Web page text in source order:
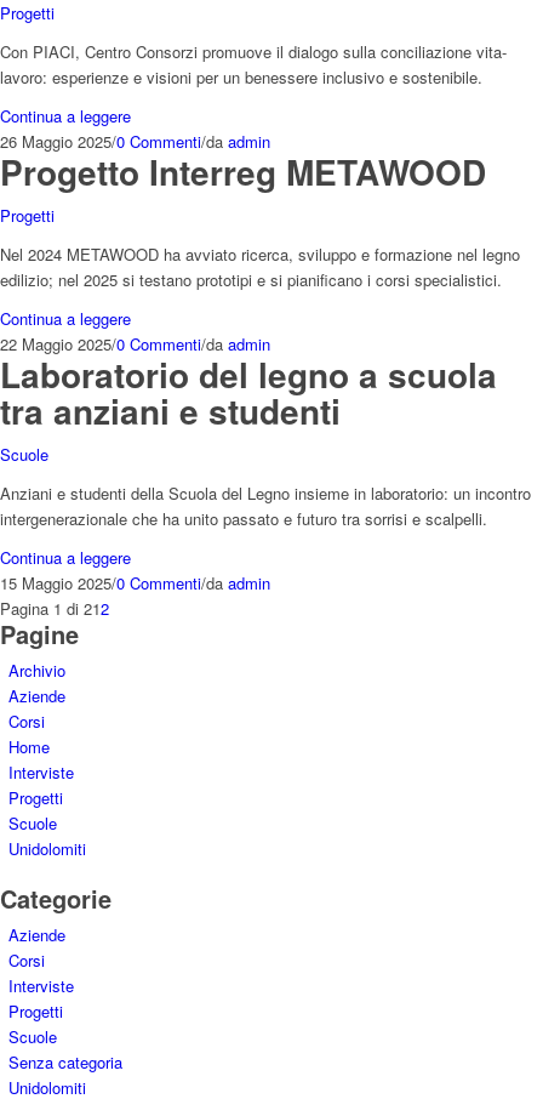
Progetti
Con PIACI, Centro Consorzi promuove il dialogo sulla conciliazione vita-
lavoro: esperienze e visioni per un benessere inclusivo e sostenibile.
Continua a leggere
26 Maggio 2025/0 Commenti/da admin
Progetto Interreg METAWOOD
Progetti
Nel 2024 METAWOOD ha avviato ricerca, sviluppo e formazione nel legno
edilizio; nel 2025 si testano prototipi e si pianificano i corsi specialistici.
Continua a leggere
22 Maggio 2025/0 Commenti/da admin
Laboratorio del legno a scuola
tra anziani e studenti
Scuole
Anziani e studenti della Scuola del Legno insieme in laboratorio: un incontro
intergenerazionale che ha unito passato e futuro tra sorrisi e scalpelli.
Continua a leggere
15 Maggio 2025/0 Commenti/da admin
Pagina 1 di 212
Pagine
Archivio
Aziende
Corsi
Home
Interviste
Progetti
Scuole
Unidolomiti
Categorie
Aziende
Corsi
Interviste
Progetti
Scuole
Senza categoria
Unidolomiti